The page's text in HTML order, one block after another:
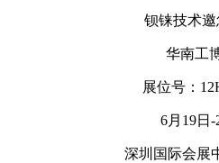
钡铼技术邀
华南工
展位号：
6月19日-
深圳国际会展